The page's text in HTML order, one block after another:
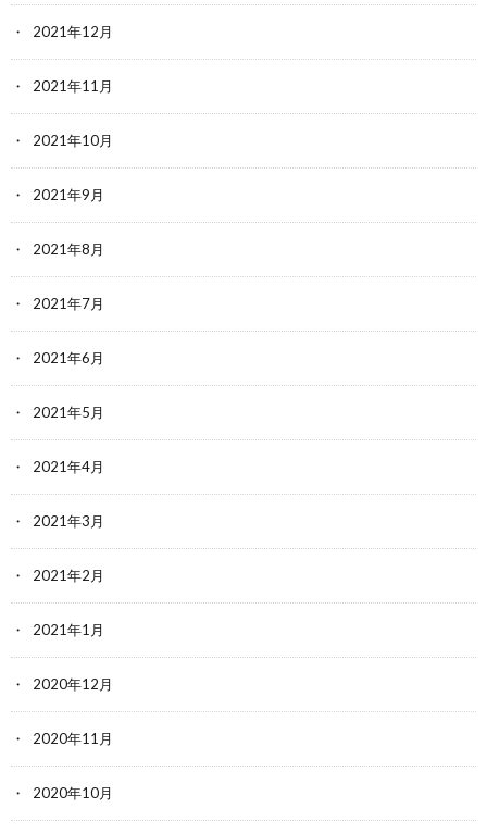
2021年12月
2021年11月
2021年10月
2021年9月
2021年8月
2021年7月
2021年6月
2021年5月
2021年4月
2021年3月
2021年2月
2021年1月
2020年12月
2020年11月
2020年10月